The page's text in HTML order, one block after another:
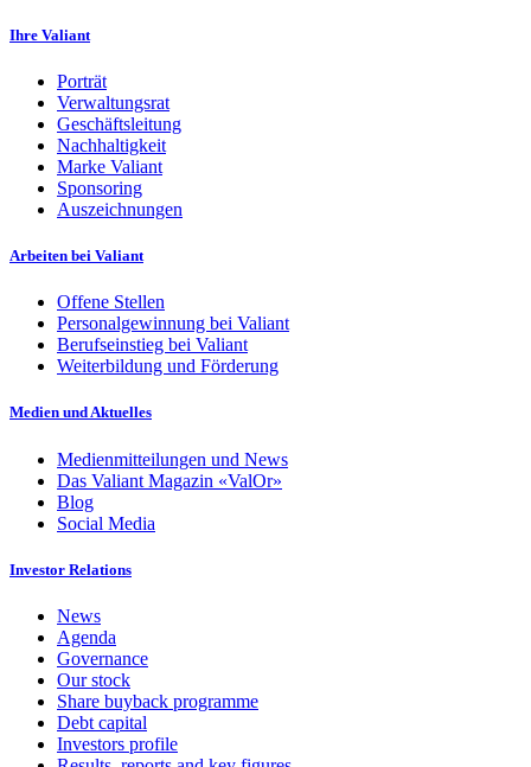
Ihre Valiant
Porträt
Verwaltungsrat
Geschäftsleitung
Nachhaltigkeit
Marke Valiant
Sponsoring
Auszeichnungen
Arbeiten bei Valiant
Offene Stellen
Personalgewinnung bei Valiant
Berufseinstieg bei Valiant
Weiterbildung und Förderung
Medien und Aktuelles
Medienmitteilungen und News
Das Valiant Magazin «ValOr»
Blog
Social Media
Investor Relations
News
Agenda
Governance
Our stock
Share buyback programme
Debt capital
Investors profile